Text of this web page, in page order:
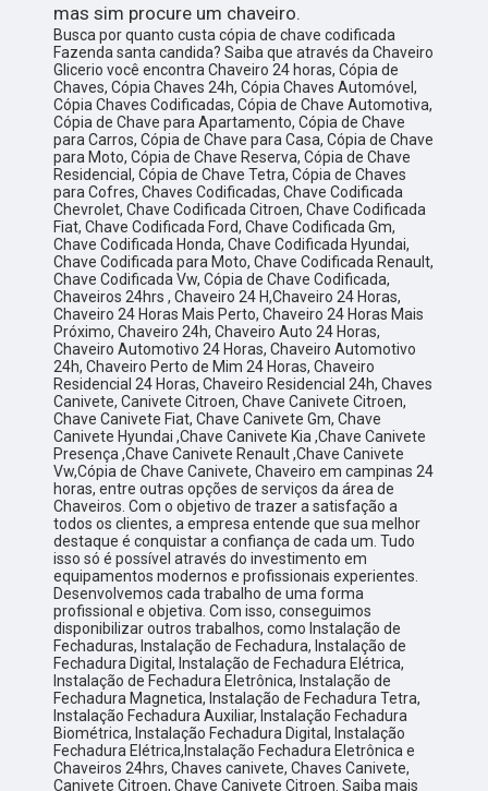
mas sim procure um chaveiro.
Busca por quanto custa cópia de chave codificada
Fazenda santa candida? Saiba que através da Chaveiro
Glicerio você encontra Chaveiro 24 horas, Cópia de
Chaves, Cópia Chaves 24h, Cópia Chaves Automóvel,
Cópia Chaves Codificadas, Cópia de Chave Automotiva,
Cópia de Chave para Apartamento, Cópia de Chave
para Carros, Cópia de Chave para Casa, Cópia de Chave
para Moto, Cópia de Chave Reserva, Cópia de Chave
Residencial, Cópia de Chave Tetra, Cópia de Chaves
para Cofres, Chaves Codificadas, Chave Codificada
Chevrolet, Chave Codificada Citroen, Chave Codificada
Fiat, Chave Codificada Ford, Chave Codificada Gm,
Chave Codificada Honda, Chave Codificada Hyundai,
Chave Codificada para Moto, Chave Codificada Renault,
Chave Codificada Vw, Cópia de Chave Codificada,
Chaveiros 24hrs , Chaveiro 24 H,Chaveiro 24 Horas,
Chaveiro 24 Horas Mais Perto, Chaveiro 24 Horas Mais
Próximo, Chaveiro 24h, Chaveiro Auto 24 Horas,
Chaveiro Automotivo 24 Horas, Chaveiro Automotivo
24h, Chaveiro Perto de Mim 24 Horas, Chaveiro
Residencial 24 Horas, Chaveiro Residencial 24h, Chaves
Canivete, Canivete Citroen, Chave Canivete Citroen,
Chave Canivete Fiat, Chave Canivete Gm, Chave
Canivete Hyundai ,Chave Canivete Kia ,Chave Canivete
Presença ,Chave Canivete Renault ,Chave Canivete
Vw,Cópia de Chave Canivete, Chaveiro em campinas 24
horas, entre outras opções de serviços da área de
Chaveiros. Com o objetivo de trazer a satisfação a
todos os clientes, a empresa entende que sua melhor
destaque é conquistar a confiança de cada um. Tudo
isso só é possível através do investimento em
equipamentos modernos e profissionais experientes.
Desenvolvemos cada trabalho de uma forma
profissional e objetiva. Com isso, conseguimos
disponibilizar outros trabalhos, como Instalação de
Fechaduras, Instalação de Fechadura, Instalação de
Fechadura Digital, Instalação de Fechadura Elétrica,
Instalação de Fechadura Eletrônica, Instalação de
Fechadura Magnetica, Instalação de Fechadura Tetra,
Instalação Fechadura Auxiliar, Instalação Fechadura
Biométrica, Instalação Fechadura Digital, Instalação
Fechadura Elétrica,Instalação Fechadura Eletrônica e
Chaveiros 24hrs, Chaves canivete, Chaves Canivete,
Canivete Citroen, Chave Canivete Citroen. Saiba mais